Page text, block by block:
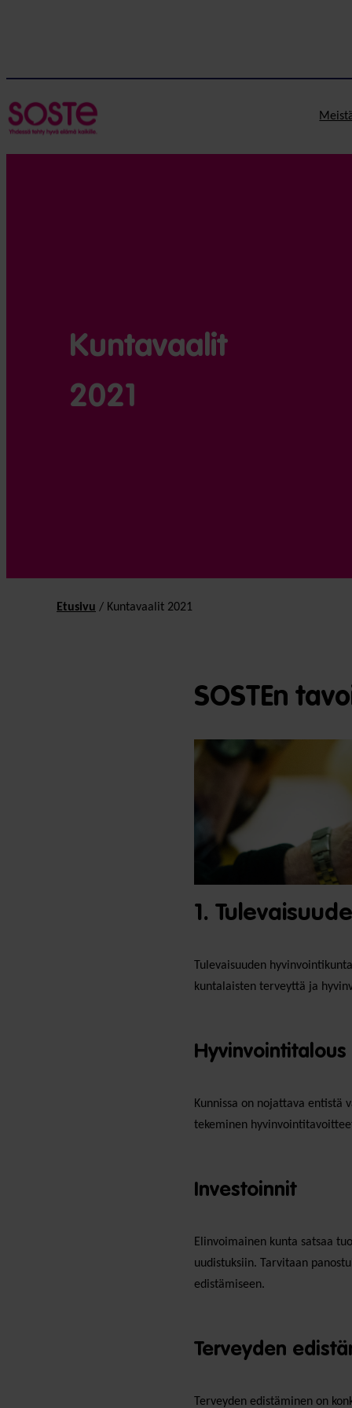
Kunta­vaalit
2021
Etusivu / Kunta­vaalit 2021
SOSTEn
1.
Tulevaisuuden
kuntalaisten terveyttä ja
Hyvinvointitalous
Kunnissa on nojattava
tekeminen
Investoinnit
Elinvoimainen kunta satsaa
uudistuksiin. Tarvitaan
edistämiseen.
Terveyden
Terveyden edistäminen on